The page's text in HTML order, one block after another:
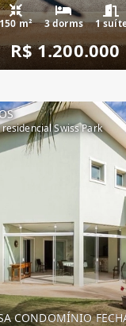
150 m² 3 dorms 1
R$ 1.200.000
Swiss Park
CONDOMÍNIO